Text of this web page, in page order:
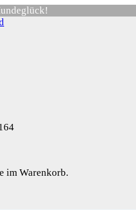
im Warenkorb.